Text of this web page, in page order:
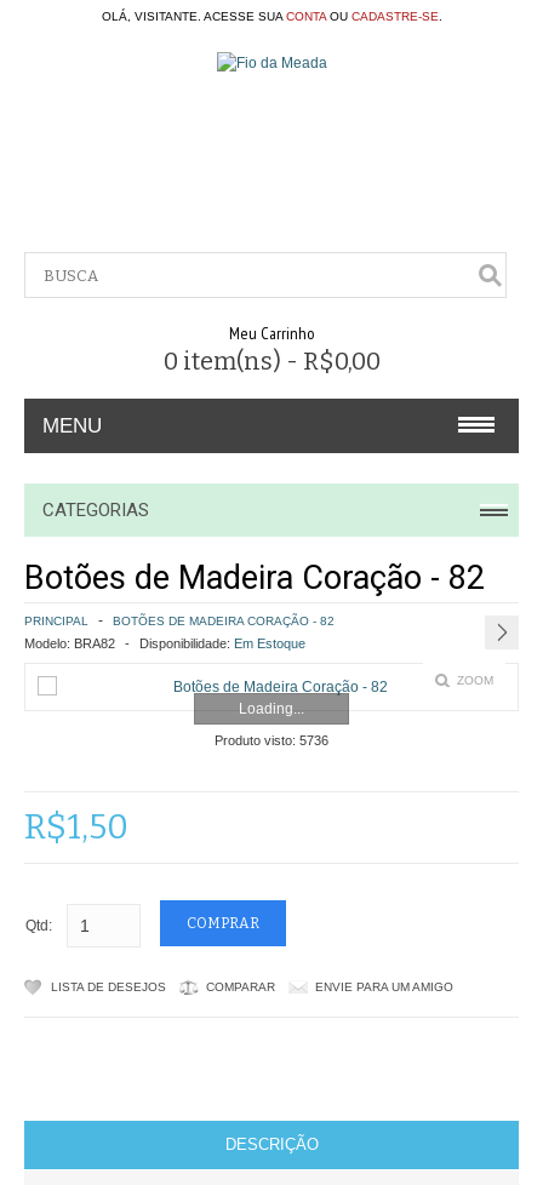
OLÁ, VISITANTE. ACESSE SUA CONTAOU CADASTRE-SE
Meu Carrinho
0 item(ns) - R$0,00
MENU
A EMPRESA
CONTATO
COMO COMPRAR
POLÍTICA DE FRETE GRÁTIS
SIMULAR FRETE
CONTATO
CATEGORIAS
Botões de Madeira Coração - 82
PRINCIPAL BOTÕES DE MADEIRA CORAÇÃO - 82
Modelo: BRA82 Disponibilidade: Em Estoque
Loading...
ZOOM
Produto visto: 5736
R$1,50
Qtd:
LISTA DE DESEJOS COMPARAR ENVIE PARA UM AMIGO
DESCRIÇÃO